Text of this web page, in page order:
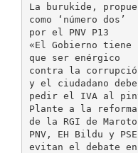
La burukide,
como ‘número dos’
por el PNV P13
«El Gobierno tiene
que ser enérgico
contra la
y el ciudadano debe
pedir el IVA al
Plante a la reforma
de la RGI de
PNV, EH Bildu y PSE
evitan el debate